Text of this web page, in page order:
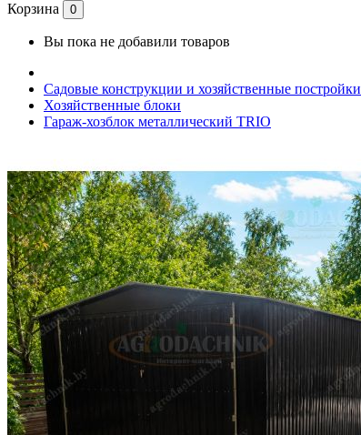
Корзина 0
Вы пока не добавили товаров
Садовые конструкции и хозяйственные постройки
Хозяйственные блоки
Гараж-хозблок металлический TRIO